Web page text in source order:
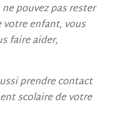
pouvez pas rester
votre enfant, vous
faire aider,
prendre contact
scolaire de votre